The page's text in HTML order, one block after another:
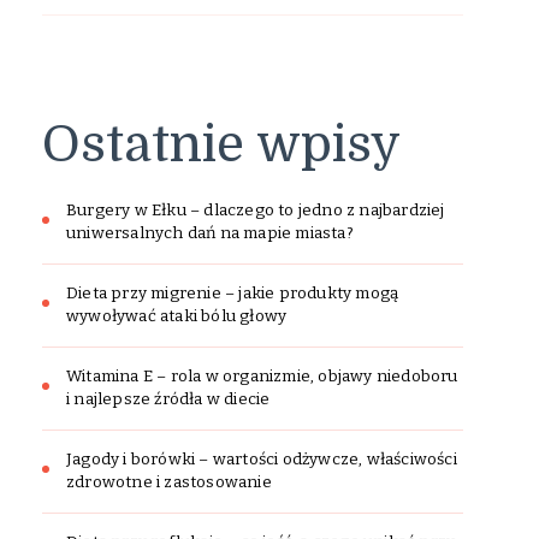
Ostatnie wpisy
Burgery w Ełku – dlaczego to jedno z najbardziej
uniwersalnych dań na mapie miasta?
Dieta przy migrenie – jakie produkty mogą
wywoływać ataki bólu głowy
Witamina E – rola w organizmie, objawy niedoboru
i najlepsze źródła w diecie
Jagody i borówki – wartości odżywcze, właściwości
zdrowotne i zastosowanie